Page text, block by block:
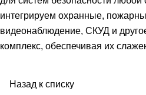
интегрируем охранные,
видеонаблюдение, СКУД и
комплекс, обеспечивая их
Назад к списку